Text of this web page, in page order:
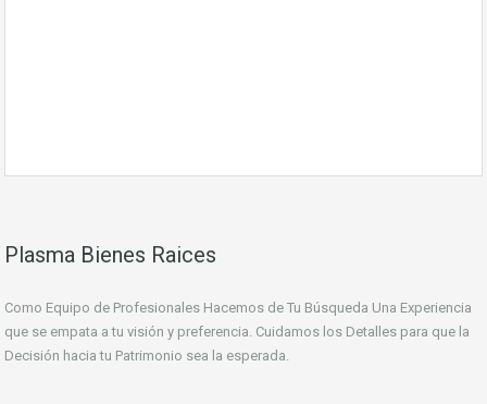
Plasma Bienes Raices
Como Equipo de Profesionales Hacemos de Tu Búsqueda Una Experiencia
que se empata a tu visión y preferencia. Cuidamos los Detalles para que la
Decisión hacia tu Patrimonio sea la esperada.